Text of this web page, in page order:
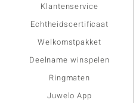
Klantenservice
Echtheidscertificaat
Welkomstpakket
Deelname winspelen
Ringmaten
Juwelo App